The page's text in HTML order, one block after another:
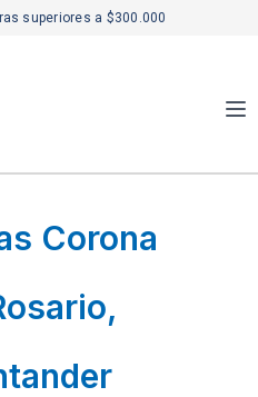
superiores a $300.000
Corona